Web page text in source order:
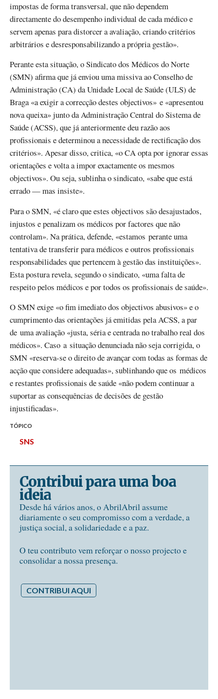
impostas de forma transversal, que não dependem
directamente do desempenho individual de cada médico e
servem apenas para distorcer a avaliação, criando critérios
arbitrários e desresponsabilizando a própria gestão».
Perante esta situação, o Sindicato dos Médicos do Norte
(SMN) afirma que já enviou uma missiva ao Conselho de
Administração (CA) da Unidade Local de Saúde (ULS) de
Braga «a exigir a correcção destes objectivos» e «apresentou
nova queixa» junto da Administração Central do Sistema de
Saúde (ACSS), que já anteriormente deu razão aos
profissionais e determinou a necessidade de rectificação dos
critérios». Apesar disso, critica, «o CA opta por ignorar essas
orientações e volta a impor exactamente os mesmos
objectivos». Ou seja, sublinha o sindicato, «sabe que está
errado — mas insiste».
Para o SMN, «é claro que estes objectivos são desajustados,
injustos e penalizam os médicos por factores que não
controlam». Na prática, defende, «estamos perante uma
tentativa de transferir para médicos e outros profissionais
responsabilidades que pertencem à gestão das instituições».
Esta postura revela, segundo o sindicato, «uma falta de
respeito pelos médicos e por todos os profissionais de saúde».
O SMN exige «o fim imediato dos objectivos abusivos» e o
cumprimento das orientações já emitidas pela ACSS, a par
de uma avaliação «justa, séria e centrada no trabalho real dos
médicos». Caso a situação denunciada não seja corrigida, o
SMN «reserva-se o direito de avançar com todas as formas de
acção que considere adequadas», sublinhando que os médicos
e restantes profissionais de saúde «não podem continuar a
suportar as consequências de decisões de gestão
injustificadas».
TÓPICO
SNS
Contribui para uma boa
ideia
Desde há vários anos, o AbrilAbril assume
diariamente o seu compromisso com a verdade, a
justiça social, a solidariedade e a paz.
O teu contributo vem reforçar o nosso projecto e
consolidar a nossa presença.
CONTRIBUI AQUI